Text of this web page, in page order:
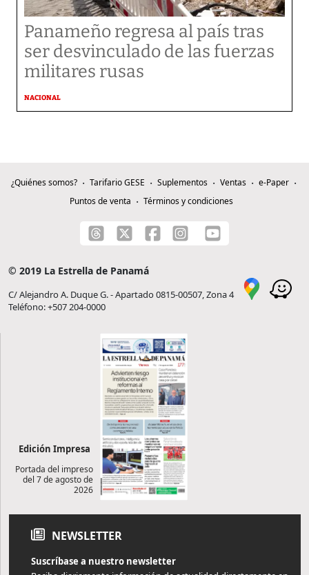
Panameño regresa al país tras
ser desvinculado de las fuerzas
militares rusas
NACIONAL
¿Quiénes somos? Tarifario GESE Suplementos Ventas
e-Paper
Puntos de venta
Términos y condiciones
© 2019 La Estrella de Panamá
C/ Alejandro A. Duque G. - Apartado 0815-00507, Zona 4
Teléfono: +507 204-0000
Edición Impresa
Portada del impreso
del 7 de agosto de
2026
NEWSLETTER
Suscríbase a nuestro newsletter